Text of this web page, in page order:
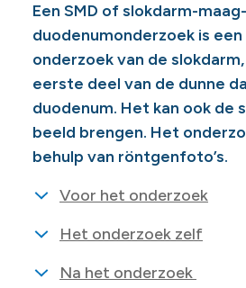
Een SMD of slokdarm-maag-
duodenumonderzoek is
onderzoek van de
eerste deel van de dunne
duodenum. Het kan ook de
beeld brengen. Het
behulp van röntgenfoto’s.
Voor het onderzoek
Het onderzoek zelf
Na het onderzoek